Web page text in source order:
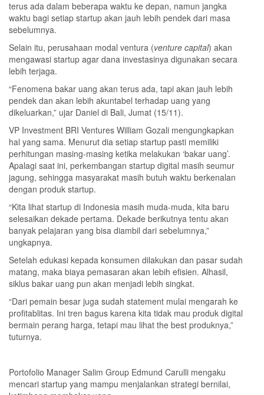
terus ada dalam beberapa waktu ke depan, namun jangka
waktu bagi setiap startup akan jauh lebih pendek dari masa
sebelumnya.
Selain itu, perusahaan modal ventura (venture capital) akan
mengawasi startup agar dana investasinya digunakan secara
lebih terjaga.
“Fenomena bakar uang akan terus ada, tapi akan jauh lebih
pendek dan akan lebih akuntabel terhadap uang yang
dikeluarkan,” ujar Daniel di Bali, Jumat (15/11).
VP Investment BRI Ventures William Gozali mengungkapkan
hal yang sama. Menurut dia setiap startup pasti memiliki
perhitungan masing-masing ketika melakukan ‘bakar uang’.
Apalagi saat ini, perkembangan startup digital masih seumur
jagung, sehingga masyarakat masih butuh waktu berkenalan
dengan produk startup.
“Kita lihat startup di Indonesia masih muda-muda, kita baru
selesaikan dekade pertama. Dekade berikutnya tentu akan
banyak pelajaran yang bisa diambil dari sebelumnya,”
ungkapnya.
Setelah edukasi kepada konsumen dilakukan dan pasar sudah
matang, maka biaya pemasaran akan lebih efisien. Alhasil,
siklus bakar uang pun akan menjadi lebih singkat.
“Dari pemain besar juga sudah statement mulai mengarah ke
profitablitas. Ini tren bagus karena kita tidak mau produk digital
bermain perang harga, tetapi mau lihat the best produknya,”
tuturnya.
Portofolio Manager Salim Group Edmund Carulli mengaku
mencari startup yang mampu menjalankan strategi bernilai,